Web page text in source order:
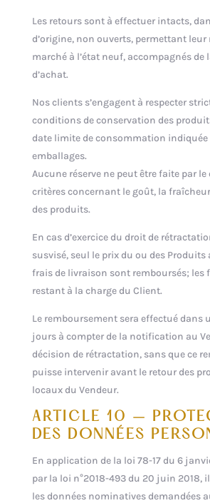
Les retours sont à effectuer intacts,
d’origine, non ouverts, permettant leur
marché à l’état neuf, accompagnés de
d’achat.
Nos clients s’engagent à respecter
conditions de conservation des
date limite de consommation indiquée
emballages.
Aucune réserve ne peut être faite par
critères concernant le goût, la
des produits.
En cas d’exercice du droit de
susvisé, seul le prix du ou des Produits
frais de livraison sont remboursés; les
restant à la charge du Client.
Le remboursement sera effectué dans
jours à compter de la notification au
décision de rétractation, sans que ce
puisse intervenir avant le retour des
locaux du Vendeur.
ARTICLE 10 –
DES DONNÉES
En application de la loi 78-17 du 6
par la loi n°2018-493 du 20 juin 2018,
les données nominatives demandées